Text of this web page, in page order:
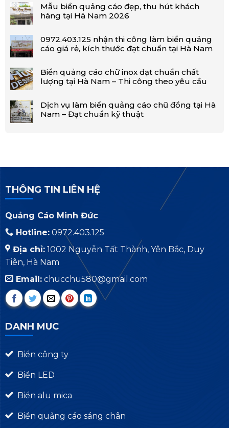
Mẫu biển quảng cáo đẹp, thu hút khách
hàng tại Hà Nam 2026
0972.403.125 nhận thi công làm biển quảng
cáo giá rẻ, kích thước đạt chuẩn tại Hà Nam
Biển quảng cáo chữ inox đạt chuẩn chất
lượng tại Hà Nam – Thi công theo yêu cầu
Dịch vụ làm biển quảng cáo chữ đồng tại Hà
Nam – Đạt chuẩn kỹ thuật
THÔNG TIN LIÊN HỆ
Quảng Cáo Minh Đức
Hotline:0972.403.125
Địa chỉ:1002 Nguyễn Tất Thành, Yên Bắc, Duy
Tiên, Hà Nam
Email:chucchu580@gmail.com
DANH MUC
Biển công ty
Biển LED
Biển alu mica
Biển quảng cáo sáng chân